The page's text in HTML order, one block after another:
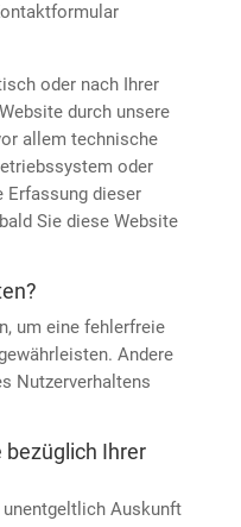
oder nach Ihrer
durch unsere
allem technische
oder
Erfassung dieser
Sie diese Website
um eine fehlerfreie
Andere
Nutzerverhaltens
bezüglich Ihrer
unentgeltlich Auskunft